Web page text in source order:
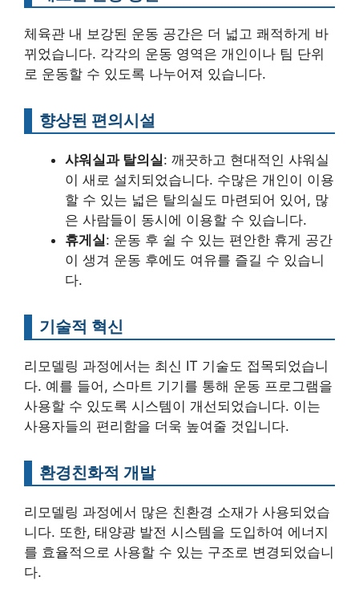
체육관 내 보강된 운동 공간은 더 넓고 쾌적하게 바
뀌었습니다. 각각의 운동 영역은 개인이나 팀 단위
로 운동할 수 있도록 나누어져 있습니다.
향상된 편의시설
샤워실과 탈의실: 깨끗하고 현대적인 샤워실
이 새로 설치되었습니다. 수많은 개인이 이용
할 수 있는 넓은 탈의실도 마련되어 있어, 많
은 사람들이 동시에 이용할 수 있습니다.
휴게실: 운동 후 쉴 수 있는 편안한 휴게 공간
이 생겨 운동 후에도 여유를 즐길 수 있습니
다.
기술적 혁신
리모델링 과정에서는 최신 IT 기술도 접목되었습니
다. 예를 들어, 스마트 기기를 통해 운동 프로그램을
사용할 수 있도록 시스템이 개선되었습니다. 이는
사용자들의 편리함을 더욱 높여줄 것입니다.
환경친화적 개발
리모델링 과정에서 많은 친환경 소재가 사용되었습
니다. 또한, 태양광 발전 시스템을 도입하여 에너지
를 효율적으로 사용할 수 있는 구조로 변경되었습니
다.